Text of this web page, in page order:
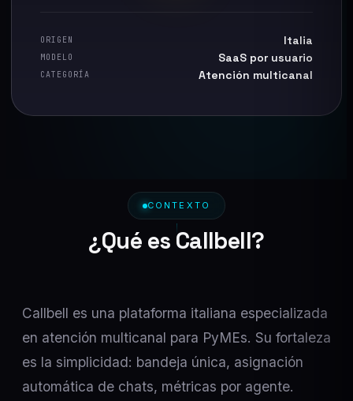
ORIGEN Italia
MODELO SaaS por usuario
CATEGORÍA Atención multicanal
CONTEXTO
¿Qué es Callbell?
Callbell es una plataforma italiana especializada
en atención multicanal para PyMEs. Su fortaleza
es la simplicidad: bandeja única, asignación
automática de chats, métricas por agente.